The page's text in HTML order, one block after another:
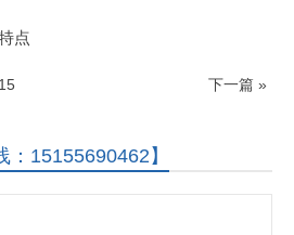
点
下一篇 »
15155690462】